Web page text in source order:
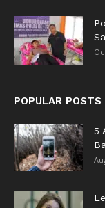
POPULAR POSTS
5